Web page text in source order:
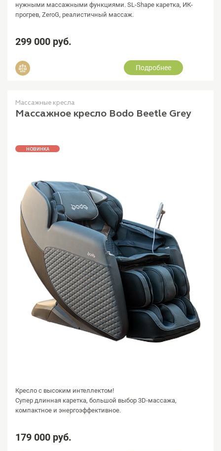
нужными массажными функциями. SL-Shape каретка, ИК-
прогрев, ZeroG, реалистичный массаж.
299 000 руб.
Подробнее
Массажные кресла
Массажное кресло Bodo Beetle Grey
НОВИНКА
Кресло с высоким интеллектом!
Супер длинная каретка, большой выбор 3D-массажа,
компактное и энергоэффективное.
179 000 руб.